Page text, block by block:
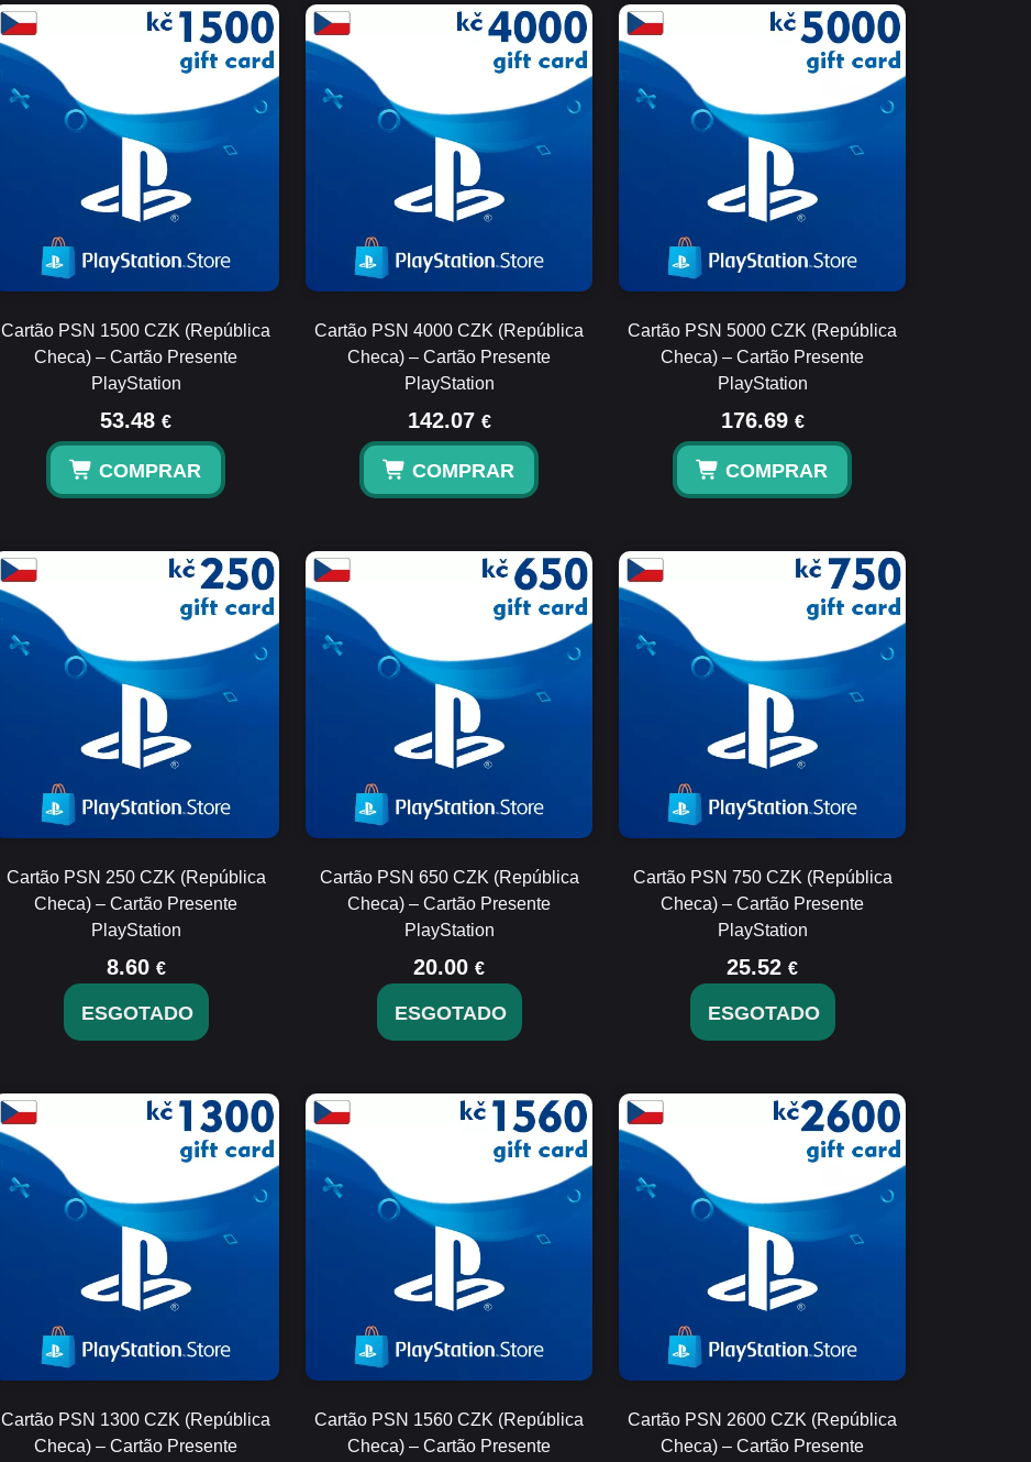
Cartão PSN 1500 CZK (República
Checa) – Cartão Presente
PlayStation
53.48 €
COMPRAR
Cartão PSN 4000 CZK (República
Checa) – Cartão Presente
PlayStation
142.07 €
COMPRAR
Cartão PSN 5000 CZK (República
Checa) – Cartão Presente
PlayStation
176.69 €
COMPRAR
Cartão PSN 250 CZK (República
Checa) – Cartão Presente
PlayStation
8.60 €
ESGOTADO
Cartão PSN 650 CZK (República
Checa) – Cartão Presente
PlayStation
20.00 €
ESGOTADO
Cartão PSN 750 CZK (República
Checa) – Cartão Presente
PlayStation
25.52 €
ESGOTADO
Cartão PSN 1300 CZK (República
Checa) – Cartão Presente
Cartão PSN 1560 CZK (República
Checa) – Cartão Presente
Cartão PSN 2600 CZK (República
Checa) – Cartão Presente